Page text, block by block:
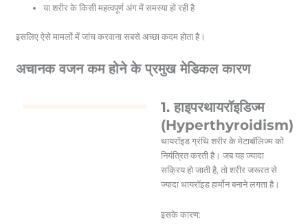
या शरीर के किसी महत्वपूर्ण अंग में समस्या हो रही है
इसलिए ऐसे मामलों में जांच करवाना सबसे अच्छा कदम होता है।
अचानक वजन कम होने के प्रमुख मेडिकल कारण
1. हाइपरथायरॉइडिज्म
(Hyperthyroidism)
थायरॉइड ग्रंथि शरीर के मेटाबॉलिज्म को
नियंत्रित करती है। जब यह ज्यादा
सक्रिय हो जाती है, तो शरीर जरूरत से
ज्यादा थायरॉइड हार्मोन बनाने लगता है।
इसके कारण: